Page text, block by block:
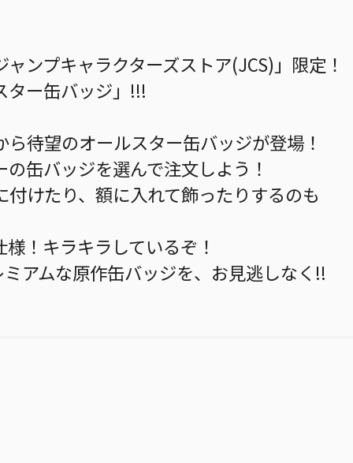
ンプキャラクターズストア(JCS)」限定！
ター缶バッジ」!!!
待望のオールスター缶バッジが登場！
缶バッジを選んで注文しよう！
けたり、額に入れて飾ったりするのも
！キラキラしているぞ！
アムな原作缶バッジを、お見逃しなく!!